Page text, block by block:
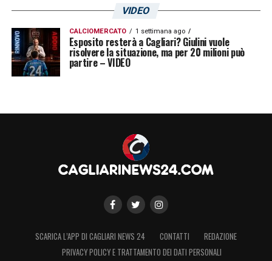
VIDEO
CALCIOMERCATO 1 settimana ago
Esposito resterà a Cagliari? Giulini vuole
risolvere la situazione, ma per 20 milioni può
partire – VIDEO
SCARICA L’APP DI CAGLIARI NEWS 24 CONTATTI
REDAZIONE
PRIVACY POLICY E TRATTAMENTO DEI DATI PERSONALI